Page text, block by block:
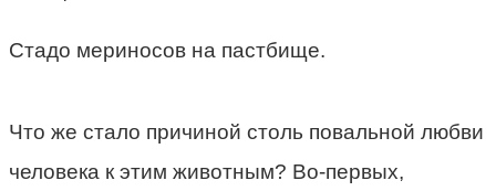
Стадо мериносов на пастбище.
Что же стало причиной столь повальной любви
человека к этим животным? Во-первых,